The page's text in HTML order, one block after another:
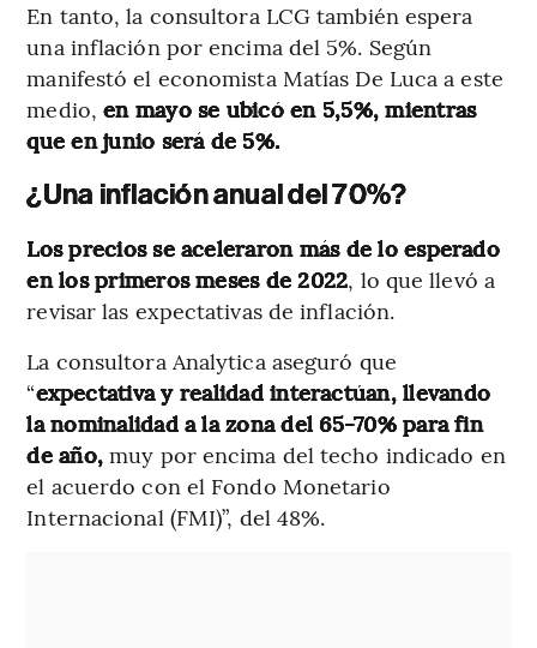
En tanto, la consultora LCG también espera
una inflación por encima del 5%. Según
manifestó el economista Matías De Luca a este
medio,en mayo se ubicó en 5,5%, mientras
que en junio será de 5%.
¿Una inflación anual del 70%?
Los precios se aceleraron más de lo esperado
en los primeros meses de 2022, lo que llevó a
revisar las expectativas de inflación.
La consultora Analytica aseguró que
“expectativa y realidad interactúan, llevando
la nominalidad a la zona del 65-70% para fin
de año, muy por encima del techo indicado en
el acuerdo con el Fondo Monetario
Internacional (FMI)”, del 48%.